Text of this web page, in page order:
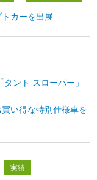
カーを出展
ント スローパー」
い得な特別仕様車を
実績